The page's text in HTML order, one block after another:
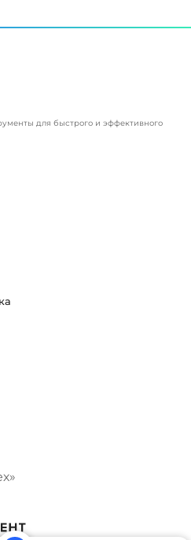
для быстрого и эффективного